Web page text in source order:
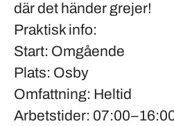
där det händer grejer!
Praktisk info:
Start: Omgående
Plats: Osby
Omfattning: Heltid
Arbetstider: